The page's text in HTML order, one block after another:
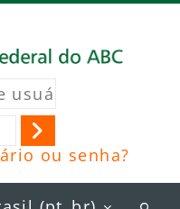
Acessar
ou senha?